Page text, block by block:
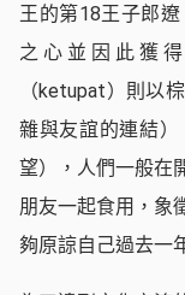
王的第18王子郎
之心並因此獲
（ketupat）則以
雜與友誼的連結
望），人們一般在
朋友一起食用，象
夠原諒自己過去一